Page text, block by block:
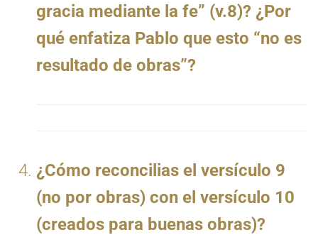
gracia mediante la fe” (v.8)? ¿Por
qué enfatiza Pablo que esto “no es
resultado de obras”?
¿Cómo reconcilias el versículo 9
(no por obras) con el versículo 10
(creados para buenas obras)?